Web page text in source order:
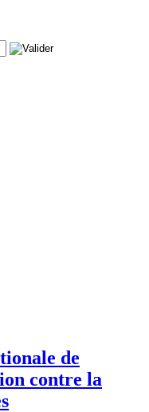
de
contre la